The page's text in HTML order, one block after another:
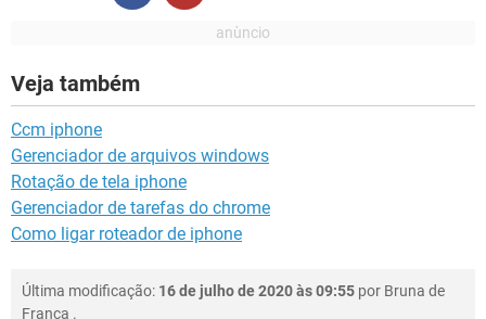
Veja também
Ccm iphone
Gerenciador de arquivos windows
Rotação de tela iphone
Gerenciador de tarefas do chrome
Como ligar roteador de iphone
Última modificação: 16 de julho de 2020 às 09:55 por Bruna de
França .